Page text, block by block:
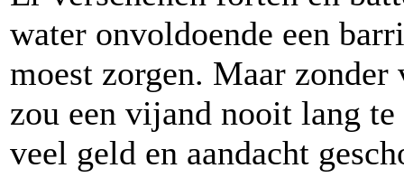
water onvoldoende een
moest zorgen. Maar
zou een vijand nooit lang
veel geld en aandacht